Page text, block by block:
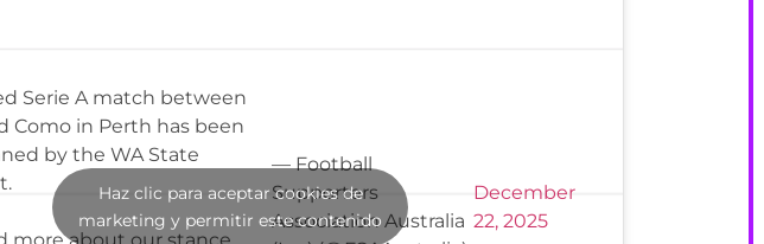
Serie A match between
Como in Perth has been
by the WA State
— Football
Supporters
Association Australia
December
22, 2025
Haz clic para aceptar cookies de
marketing y permitir este contenido